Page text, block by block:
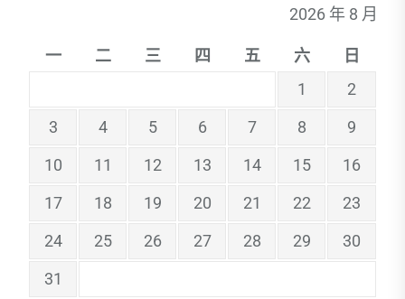
2026 年 8 月
一 二 三 四 五 六
日
1
2
3
4 5 6 7 8
9
10
11 12 13 14 15
16
17
18 19 20 21 22
23
24
25 26 27 28 29
30
31